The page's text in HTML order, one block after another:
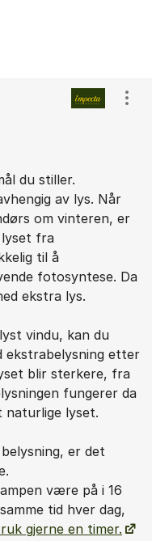
du stiller.
av lys. Når
om vinteren, er
lyset fra
til å
fotosyntese. Da
ekstra lys.
vindu, kan du
ekstrabelysning etter
blir sterkere, fra
fungerer da
naturlige lyset.
er det
være på i 16
tid hver dag,
gjerne en timer.
Vis/